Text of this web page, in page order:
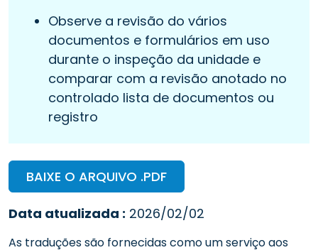
Observe a revisão do vários
documentos e formulários em uso
durante o inspeção da unidade e
comparar com a revisão anotado no
controlado lista de documentos ou
registro
BAIXE O ARQUIVO .PDF
Data atualizada : 2026/02/02
As traduções são fornecidas como um serviço aos